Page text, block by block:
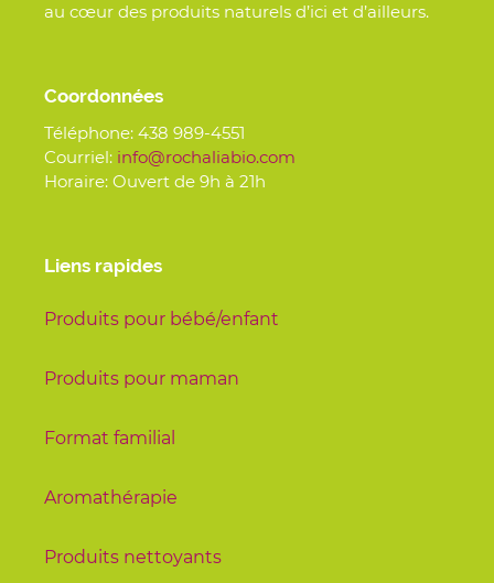
au cœur des produits naturels d’ici et d’ailleurs.
Coordonnées
Téléphone: 438 989-4551
Courriel: info@rochaliabio.com
Horaire: Ouvert de 9h à 21h
Liens rapides
Produits pour bébé/enfant
Produits pour maman
Format familial
Aromathérapie
Produits nettoyants